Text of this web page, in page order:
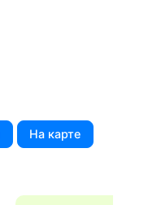
На карте